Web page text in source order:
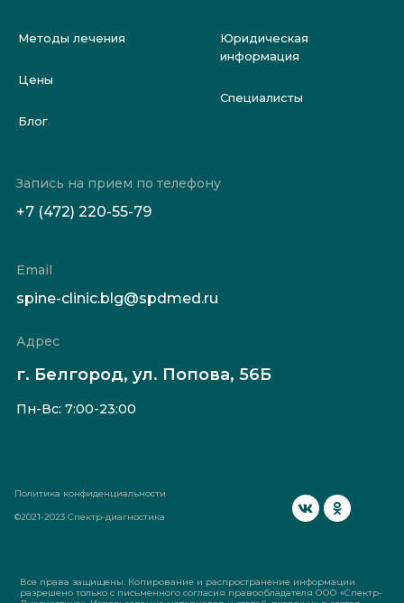
Методы лечения
Цены
Блог
Юридическая
информация
Специалисты
Запись на прием по телефону
+7 (472) 220-55-79
Email
spine-clinic.blg@spdmed.ru
Адрес
г. Белгород, ул. Попова, 56Б
Пн-Вс: 7:00-23:00
Политика конфиденциальности
©2021-2023 Спектр-диагностика
Все права защищены. Копирование и распространение информации
разрешено только с письменного согласия правообладателя ООО «Спектр-